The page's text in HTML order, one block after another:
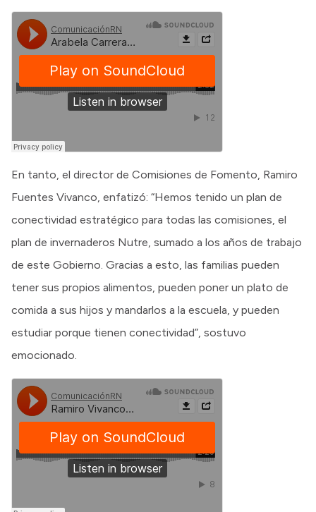
En tanto, el director de Comisiones de Fomento, Ramiro
Fuentes Vivanco, enfatizó: “Hemos tenido un plan de
conectividad estratégico para todas las comisiones, el
plan de invernaderos Nutre, sumado a los años de trabajo
de este Gobierno. Gracias a esto, las familias pueden
tener sus propios alimentos, pueden poner un plato de
comida a sus hijos y mandarlos a la escuela, y pueden
estudiar porque tienen conectividad”, sostuvo
emocionado.